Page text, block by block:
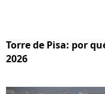
Torre de Pisa: por
2026